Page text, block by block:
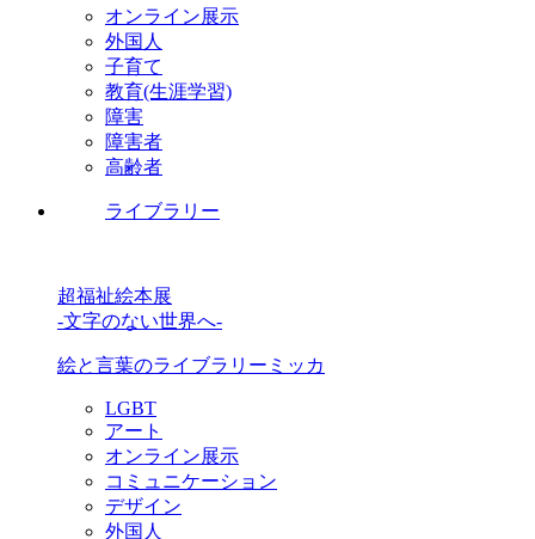
オンライン展示
外国人
子育て
教育(生涯学習)
障害
障害者
高齢者
ライブラリー
超福祉絵本展
-文字のない世界へ-
絵と言葉のライブラリーミッカ
LGBT
アート
オンライン展示
コミュニケーション
デザイン
外国人